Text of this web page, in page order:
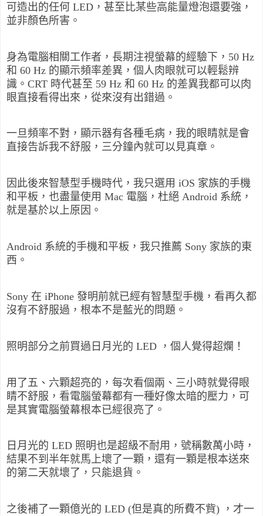
可造出的任何 LED，甚至比某些高能量燈泡還要強，
並非顏色所害。
身為電腦相關工作者，長期注視螢幕的經驗下，50 Hz
和 60 Hz 的顯示頻率差異，個人肉眼就可以輕鬆辨
識。CRT 時代甚至 59 Hz 和 60 Hz 的差異我都可以肉
眼直接看得出來，從來沒有出錯過。
一旦頻率不對，顯示器有各種毛病，我的眼睛就是會
直接告訴我不舒服，三分鐘內就可以見真章。
因此後來智慧型手機時代，我只選用 iOS 家族的手機
和平板，也盡量使用 Mac 電腦，杜絕 Android 系統，
就是基於以上原因。
Android 系統的手機和平板，我只推薦 Sony 家族的東
西。
Sony 在 iPhone 發明前就已經有智慧型手機，看再久都
沒有不舒服過，根本不是藍光的問題。
照明部分之前買過日月光的 LED ，個人覺得超爛！
用了五、六顆超亮的，每次看個兩、三小時就覺得眼
睛不舒服，看電腦螢幕都有一種好像太暗的壓力，可
是其實電腦螢幕根本已經很亮了。
日月光的 LED 照明也是超級不耐用，號稱數萬小時，
結果不到半年就馬上壞了一顆，還有一顆是根本送來
的第二天就壞了，只能退貨。
之後補了一顆億光的 LED (但是真的所費不貲) ，才一